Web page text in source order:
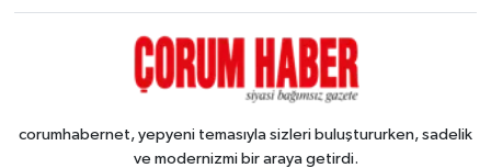
corumhabernet, yepyeni temasıyla sizleri buluştururken, sadelik
ve modernizmi bir araya getirdi.